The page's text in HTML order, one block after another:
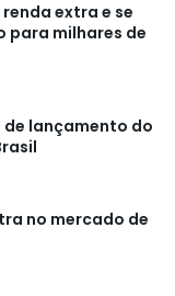
extra e se
para milhares de
de lançamento do
no mercado de